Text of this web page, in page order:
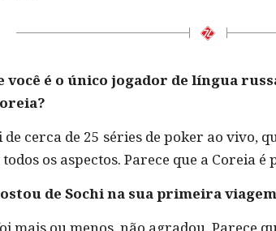
você é o único jogador de língua
cerca de 25 séries de poker ao vivo,
os aspectos. Parece que a Coreia
de Sochi na sua primeira